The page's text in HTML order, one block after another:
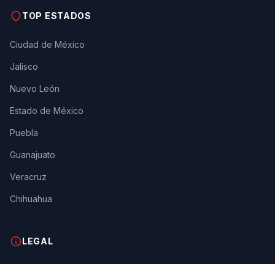
TOP ESTADOS
Ciudad de México
Jalisco
Nuevo León
Estado de México
Puebla
Guanajuato
Veracruz
Chihuahua
LEGAL